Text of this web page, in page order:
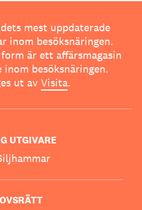
mest uppdaterade
inom besöksnäringen.
är ett affärsmagasin
besöksnäringen.
ut av Visita.
UTGIVARE